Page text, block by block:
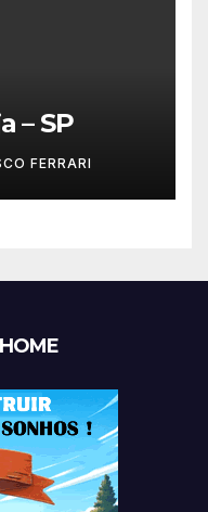
– SP
FERRARI